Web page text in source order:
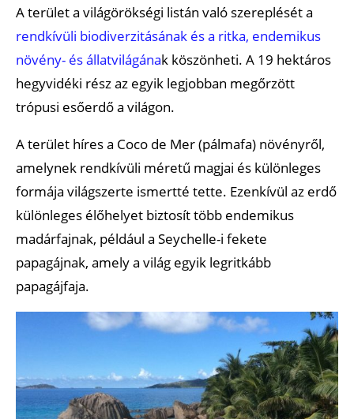
A terület a világörökségi listán való szereplését a
rendkívüli biodiverzitásának és a ritka, endemikus
növény- és állatvilágának köszönheti. A 19 hektáros
hegyvidéki rész az egyik legjobban megőrzött
trópusi esőerdő a világon.
A terület híres a Coco de Mer (pálmafa) növényről,
amelynek rendkívüli méretű magjai és különleges
formája világszerte ismertté tette. Ezenkívül az erdő
különleges élőhelyet biztosít több endemikus
madárfajnak, például a Seychelle-i fekete
papagájnak, amely a világ egyik legritkább
papagájfaja.